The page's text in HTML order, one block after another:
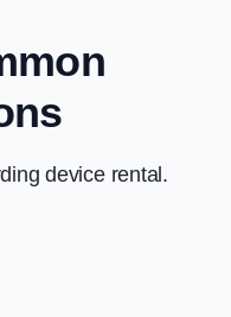
device rental.